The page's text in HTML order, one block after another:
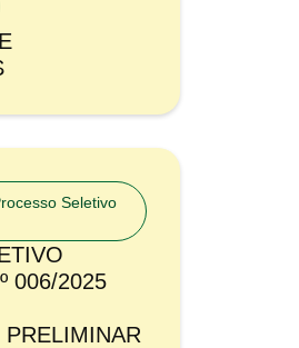
Seletivo
006/2025